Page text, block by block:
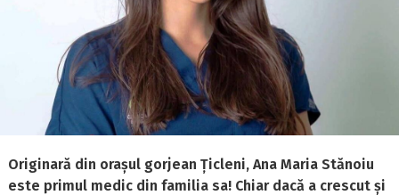
Originară din orașul gorjean Țicleni, Ana Maria Stănoiu
este primul medic din familia sa! Chiar dacă a crescut și